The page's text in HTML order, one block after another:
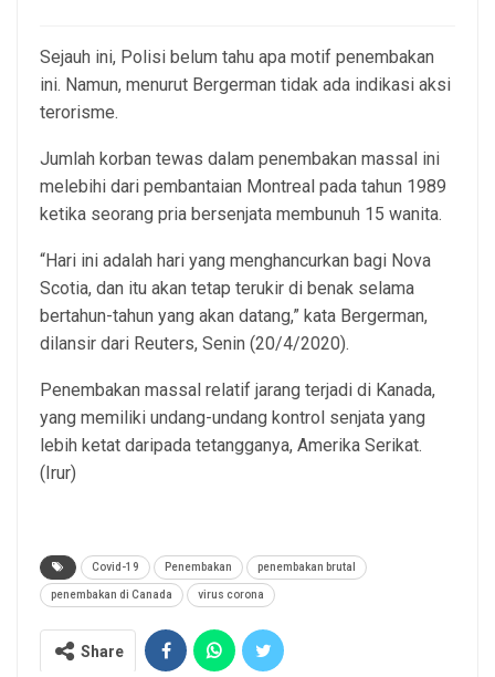
Sejauh ini, Polisi belum tahu apa motif penembakan
ini. Namun, menurut Bergerman tidak ada indikasi aksi
terorisme.
Jumlah korban tewas dalam penembakan massal ini
melebihi dari pembantaian Montreal pada tahun 1989
ketika seorang pria bersenjata membunuh 15 wanita.
“Hari ini adalah hari yang menghancurkan bagi Nova
Scotia, dan itu akan tetap terukir di benak selama
bertahun-tahun yang akan datang,” kata Bergerman,
dilansir dari Reuters, Senin (20/4/2020).
Penembakan massal relatif jarang terjadi di Kanada,
yang memiliki undang-undang kontrol senjata yang
lebih ketat daripada tetangganya, Amerika Serikat.
(Irur)
Covid-19 Penembakan penembakan brutal
penembakan di Canada virus corona
Share